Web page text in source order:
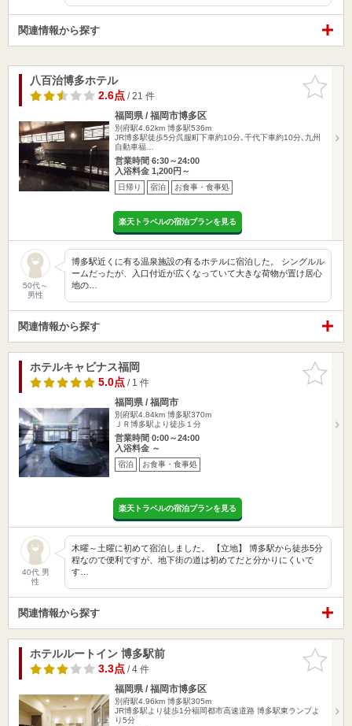
関連情報から探す
お気に入
りに追加
八百治博多ホテル
2.6点/ 21 件
福岡県 / 福岡市博多区
別府駅4.62km 博多駅536m
JR博多駅徒歩5分呉服町下車約10分､千代下車約10分､九州
自動車福…
営業時間 6:30～24:00
入浴料金 1,200円～
日帰り 宿泊 お食事・食事処
楽天トラベルの宿泊プランを見る
50代～
男性
博多駅近くに有る温泉施設の有るホテルに宿泊した。 シングルル
ームだったが、入口付近が広くなっていて大きな荷物が置け居心
地の…
関連情報から探す
お気に入
りに追加
ホテルキャビナス福岡
5.0点/ 1 件
福岡県 / 福岡市
別府駅4.84km 博多駅370m
ＪＲ博多駅より徒歩１分
営業時間 0:00～24:00
入浴料金 ～
宿泊 お食事・食事処
楽天トラベルの宿泊プランを見る
40代 男
性
木曜～土曜に初めて宿泊しました。 【立地】 博多駅から徒歩5分
程なので便利ですが、地下街の道は初めてだと分かりにくいで
す…
関連情報から探す
お気に入
りに追加
ホテルルートイン 博多駅前
3.3点/ 4 件
福岡県 / 福岡市博多区
別府駅4.96km 博多駅305m
JR博多駅より徒歩1分福岡都市高速道路 博多駅東ランプよ
り5分